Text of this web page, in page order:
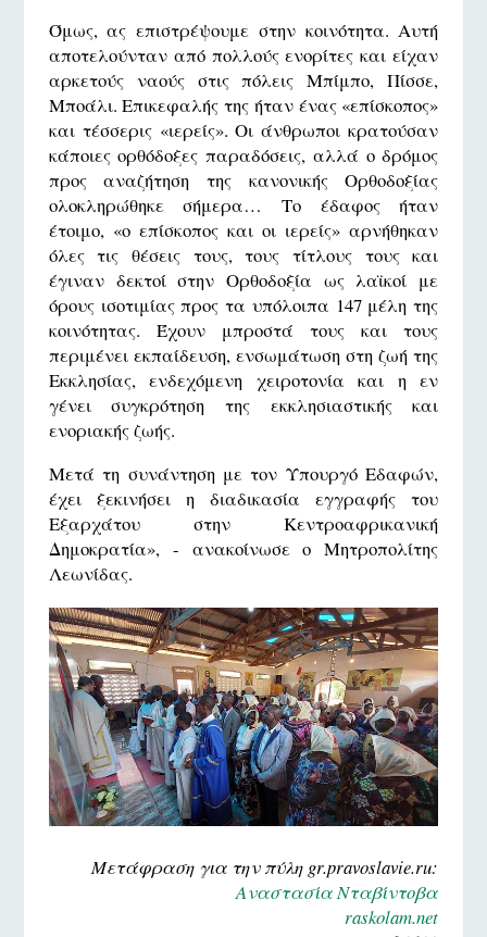
Όμως, ας επιστρέψουμε στην κοινότητα. Αυτή
αποτελούνταν από πολλούς ενορίτες και είχαν
αρκετούς ναούς στις πόλεις Μπίμπο, Πίσσε,
Μποάλι. Επικεφαλής της ήταν ένας «επίσκοπος»
και τέσσερις «ιερείς». Οι άνθρωποι κρατούσαν
κάποιες ορθόδοξες παραδόσεις, αλλά ο δρόμος
προς αναζήτηση της κανονικής Ορθοδοξίας
ολοκληρώθηκε σήμερα… Το έδαφος ήταν
έτοιμο, «ο επίσκοπος και οι ιερείς» αρνήθηκαν
όλες τις θέσεις τους, τους τίτλους τους και
έγιναν δεκτοί στην Ορθοδοξία ως λαϊκοί με
όρους ισοτιμίας προς τα υπόλοιπα 147 μέλη της
κοινότητας. Έχουν μπροστά τους και τους
περιμένει εκπαίδευση, ενσωμάτωση στη ζωή της
Εκκλησίας, ενδεχόμενη χειροτονία και η εν
γένει συγκρότηση της εκκλησιαστικής και
ενοριακής ζωής.
Μετά τη συνάντηση με τον Υπουργό Εδαφών,
έχει ξεκινήσει η διαδικασία εγγραφής του
Εξαρχάτου στην Κεντροαφρικανική
Δημοκρατία», - ανακοίνωσε ο Μητροπολίτης
Λεωνίδας.
Μετάφραση για την πύλη gr.pravoslavie.ru:
Αναστασία Νταβίντοβα
raskolam.net